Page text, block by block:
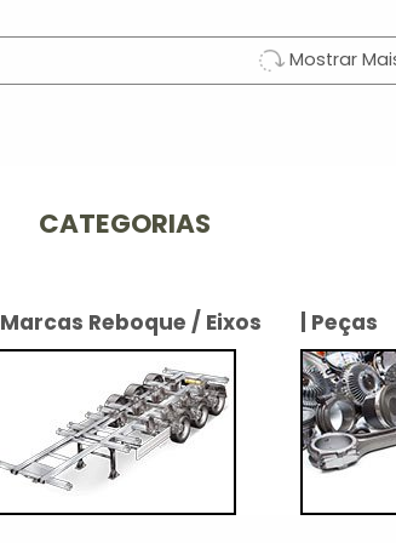
Mostrar
CATEGORIAS
| Marcas Reboque / Eixos | Peças